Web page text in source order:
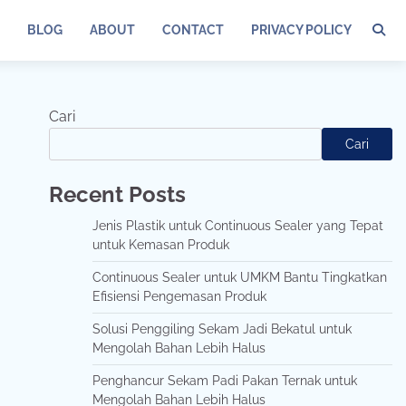
BLOG ABOUT CONTACT PRIVACY POLICY
Cari
Cari
Recent Posts
Jenis Plastik untuk Continuous Sealer yang Tepat
untuk Kemasan Produk
Continuous Sealer untuk UMKM Bantu Tingkatkan
Efisiensi Pengemasan Produk
Solusi Penggiling Sekam Jadi Bekatul untuk
Mengolah Bahan Lebih Halus
Penghancur Sekam Padi Pakan Ternak untuk
Mengolah Bahan Lebih Halus